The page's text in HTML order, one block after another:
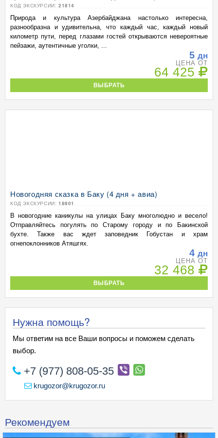
КОД ЭКСКУРСИИ: 21814
Природа и культура Азербайджана настолько интересна,
разнообразна и удивительна, что каждый час, каждый новый
километр пути, перед глазами гостей открываются невероятные
пейзажи, аутентичные уголки, ...
5 дн
ЦЕНА ОТ
64 425
ВЫБРАТЬ
Новогодняя сказка в Баку (4 дня + авиа)
КОД ЭКСКУРСИИ: 18901
В новогодние каникулы на улицах Баку многолюдно и весело!
Отправляйтесь погулять по Старому городу и по Бакинской
бухте. Также вас ждет заповедник Гобустан и храм
огнепоклонников Атяшгях.
4 дн
ЦЕНА ОТ
32 468
ВЫБРАТЬ
Нужна помощь?
Мы ответим на все Ваши вопросы и поможем сделать
выбор.
+7 (977) 808-05-35
krugozor@krugozor.ru
Рекомендуем